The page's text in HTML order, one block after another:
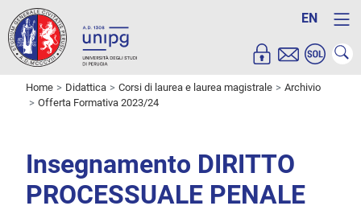
EN
Home Didattica Corsi di laurea e laurea magistrale
Archivio
Offerta Formativa 2023/24
Insegnamento DIRITTO
PROCESSUALE PENALE